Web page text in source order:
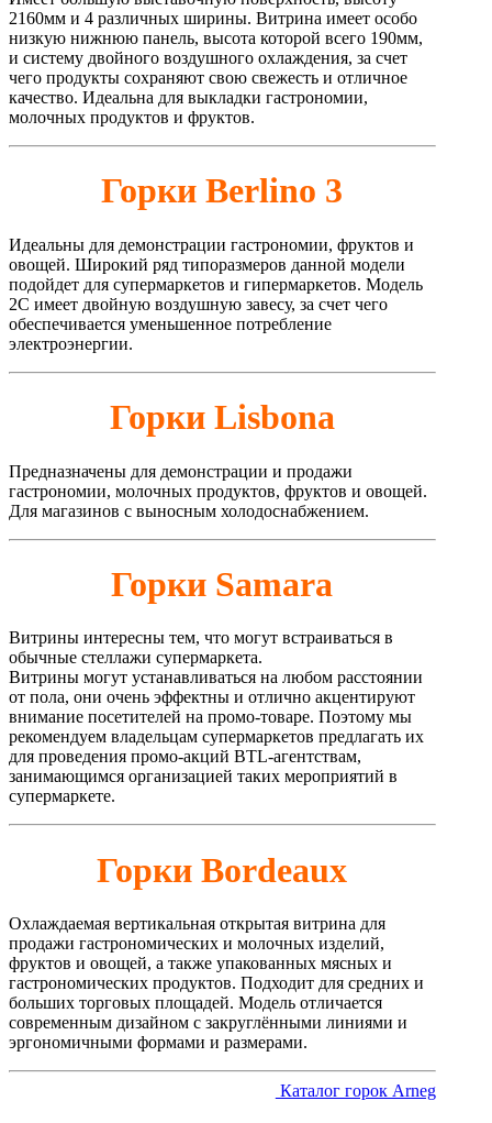
2160мм и 4 различных ширины. Витрина имеет особо
низкую нижнюю панель, высота которой всего 190мм,
и систему двойного воздушного охлаждения, за счет
чего продукты сохраняют свою свежесть и отличное
качество. Идеальна для выкладки гастрономии,
молочных продуктов и фруктов.
Горки Berlino 3
Идеальны для демонстрации гастрономии, фруктов и
овощей. Широкий ряд типоразмеров данной модели
подойдет для супермаркетов и гипермаркетов. Модель
2С имеет двойную воздушную завесу, за счет чего
обеспечивается уменьшенное потребление
электроэнергии.
Горки Lisbona
Предназначены для демонстрации и продажи
гастрономии, молочных продуктов, фруктов и овощей.
Для магазинов с выносным холодоснабжением.
Горки Samara
Витрины интересны тем, что могут встраиваться в
обычные стеллажи супермаркета.
Витрины могут устанавливаться на любом расстоянии
от пола, они очень эффектны и отлично акцентируют
внимание посетителей на промо-товаре. Поэтому мы
рекомендуем владельцам супермаркетов предлагать их
для проведения промо-акций BTL-агентствам,
занимающимся организацией таких мероприятий в
супермаркете.
Горки Bordeaux
Охлаждаемая вертикальная открытая витрина для
продажи гастрономических и молочных изделий,
фруктов и овощей, а также упакованных мясных и
гастрономических продуктов. Подходит для средних и
больших торговых площадей. Модель отличается
современным дизайном с закруглёнными линиями и
эргономичными формами и размерами.
Каталог горок Arneg